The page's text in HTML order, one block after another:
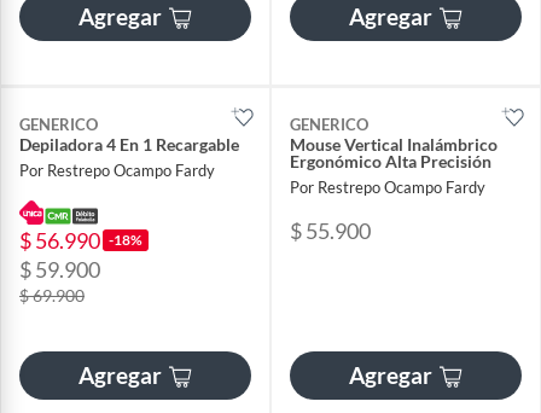
Agregar Agregar
GENERICO
Depiladora 4 En 1 Recargable
Por Restrepo Ocampo Fardy
$ 56.990 -18%
$ 59.900
$ 69.900
Agregar
GENERICO
Mouse Vertical Inalámbrico
Ergonómico Alta Precisión
Por Restrepo Ocampo Fardy
$ 55.900
Agregar